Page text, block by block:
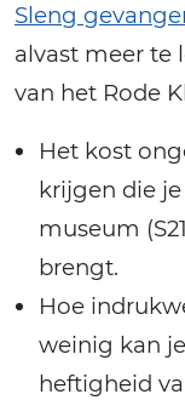
Sleng
alvast meer te
van het Rode
Het kost
krijgen die
museum
brengt.
Hoe
weinig kan
heftigheid